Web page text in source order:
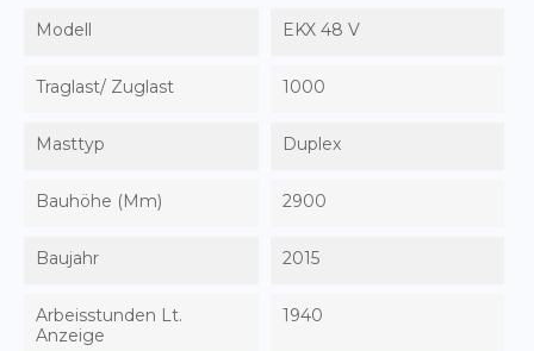
Modell
EKX 48 V
Traglast/ Zuglast 1000
Masttyp Duplex
Bauhöhe (mm) 2900
Baujahr 2015
Arbeisstunden Lt.
Anzeige
1940